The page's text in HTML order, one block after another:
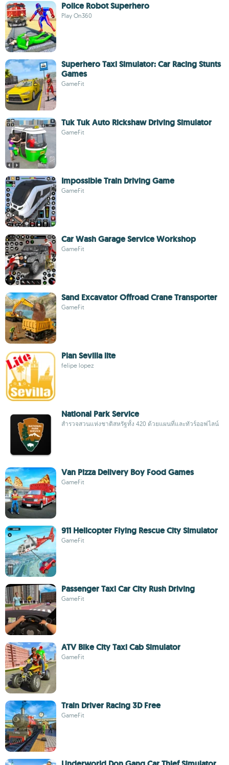
Police Robot Superhero
Play On360
Superhero Taxi Simulator: Car Racing Stunts
Games
GameFit
Tuk Tuk Auto Rickshaw Driving Simulator
GameFit
Impossible Train Driving Game
GameFit
Car Wash Garage Service Workshop
GameFit
Sand Excavator Offroad Crane Transporter
GameFit
Plan Sevilla lite
felipe lopez
National Park Service
สำรวจสวนแห่งชาติสหรัฐทั้ง 420 ด้วยแผนที่และทัวร์ออฟไลน์
Van Pizza Delivery Boy Food Games
GameFit
911 Helicopter Flying Rescue City Simulator
GameFit
Passenger Taxi Car City Rush Driving
GameFit
ATV Bike City Taxi Cab Simulator
GameFit
Train Driver Racing 3D Free
GameFit